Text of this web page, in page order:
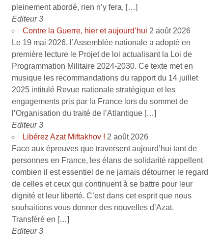
pleinement abordé, rien n’y fera, […]
Editeur 3
Contre la Guerre, hier et aujourd’hui 2 août 2026
Le 19 mai 2026, l’Assemblée nationale a adopté en
première lecture le Projet de loi actualisant la Loi de
Programmation Militaire 2024-2030. Ce texte met en
musique les recommandations du rapport du 14 juillet
2025 intitulé Revue nationale stratégique et les
engagements pris par la France lors du sommet de
l’Organisation du traité de l’Atlantique […]
Editeur 3
Libérez Azat Miftakhov ! 2 août 2026
Face aux épreuves que traversent aujourd’hui tant de
personnes en France, les élans de solidarité rappellent
combien il est essentiel de ne jamais détourner le regard
de celles et ceux qui continuent à se battre pour leur
dignité et leur liberté. C’est dans cet esprit que nous
souhaitions vous donner des nouvelles d’Azat.
Transféré en […]
Editeur 3